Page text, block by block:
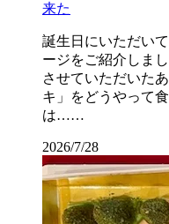
来た
誕生日にいただい
ージをご紹介しま
させていただいた
キ」をどうやって
は……
2026/7/28